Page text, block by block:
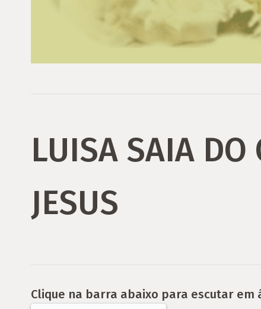
LUISA SAIA DO
JESUS
Clique na barra abaixo para escutar em